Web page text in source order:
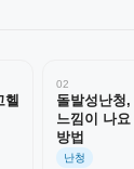
헬
02
돌발성난청
느낌이 나요
방법
난청